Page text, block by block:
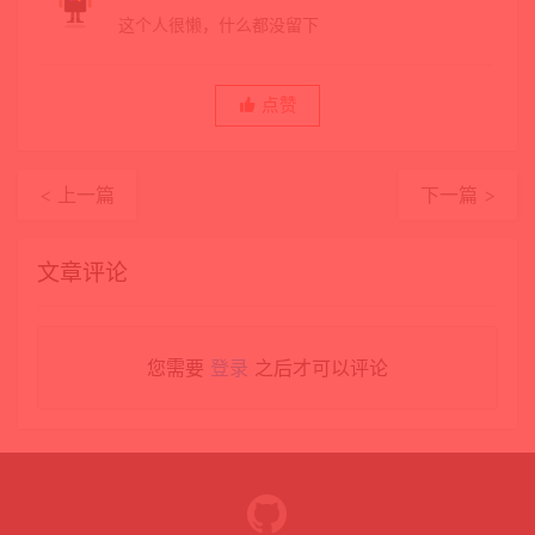
这个人很懒，什么都没留下
点赞
< 上一篇 下一篇 >
文章评论
您需要 登录 之后才可以评论